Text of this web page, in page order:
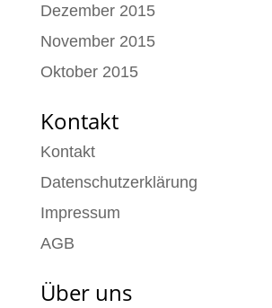
Dezember 2015
November 2015
Oktober 2015
Kontakt
Kontakt
Datenschutzerklärung
Impressum
AGB
Über uns